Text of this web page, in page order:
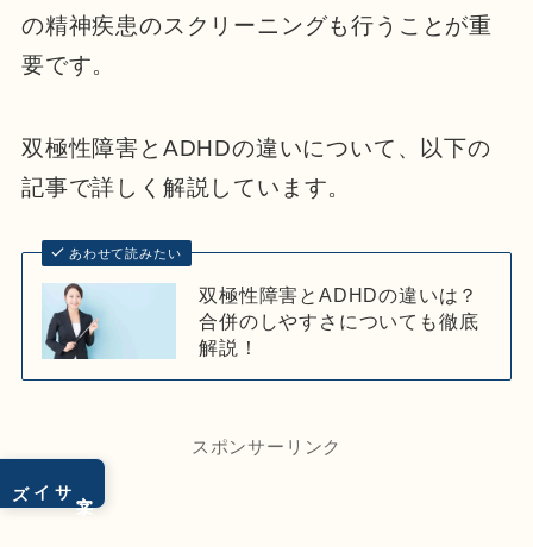
サイズ
の精神疾患のスクリーニングも行うことが重
要です。
双極性障害とADHDの違いについて、以下の
記事で詳しく解説しています。
あわせて読みたい
双極性障害とADHDの違いは？
合併のしやすさについても徹底
解説！
スポンサーリンク